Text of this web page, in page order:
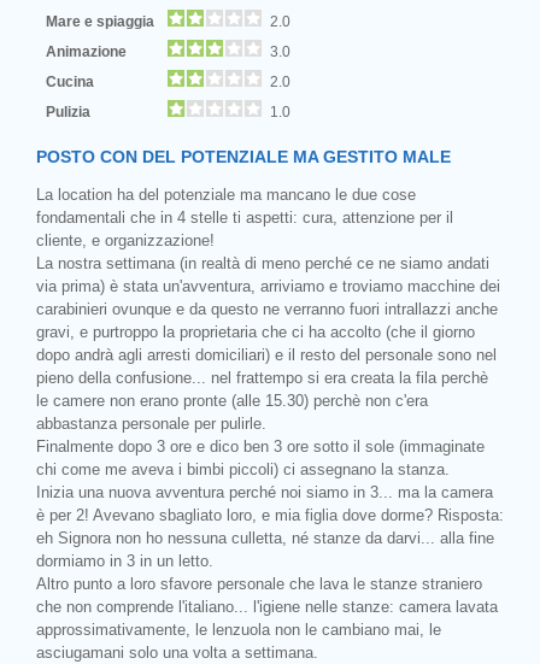
Mare e spiaggia
2.0
Animazione
3.0
Cucina
2.0
Pulizia
1.0
POSTO CON DEL POTENZIALE MA GESTITO MALE
La location ha del potenziale ma mancano le due cose
fondamentali che in 4 stelle ti aspetti: cura, attenzione per il
cliente, e organizzazione!
La nostra settimana (in realtà di meno perché ce ne siamo andati
via prima) è stata un'avventura, arriviamo e troviamo macchine dei
carabinieri ovunque e da questo ne verranno fuori intrallazzi anche
gravi, e purtroppo la proprietaria che ci ha accolto (che il giorno
dopo andrà agli arresti domiciliari) e il resto del personale sono nel
pieno della confusione... nel frattempo si era creata la fila perchè
le camere non erano pronte (alle 15.30) perchè non c'era
abbastanza personale per pulirle.
Finalmente dopo 3 ore e dico ben 3 ore sotto il sole (immaginate
chi come me aveva i bimbi piccoli) ci assegnano la stanza.
Inizia una nuova avventura perché noi siamo in 3... ma la camera
è per 2! Avevano sbagliato loro, e mia figlia dove dorme? Risposta:
eh Signora non ho nessuna culletta, né stanze da darvi... alla fine
dormiamo in 3 in un letto.
Altro punto a loro sfavore personale che lava le stanze straniero
che non comprende l'italiano... l'igiene nelle stanze: camera lavata
approssimativamente, le lenzuola non le cambiano mai, le
asciugamani solo una volta a settimana.